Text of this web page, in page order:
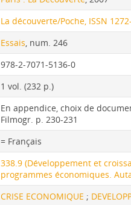
La découverte/Poche, ISSN
Essais, num. 246
978-2-7071-5136-0
1 vol. (232 p.)
En appendice, choix de
Filmogr. p. 230-231
= Français
338.9 (Développement et
programmes économiques.
CRISE ECONOMIQUE ;